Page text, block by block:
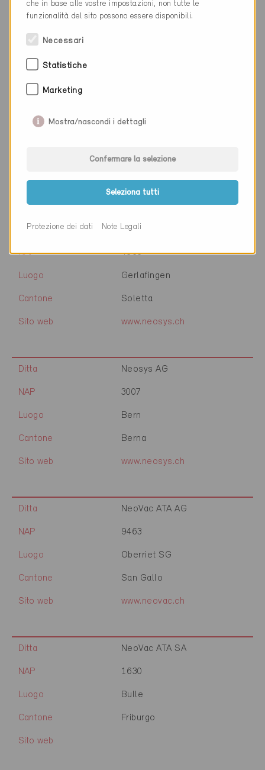
Cantone
Sito web
Argovia
Sito web www.hunziker-holzbau.ch
Ditta Neosys AG
NAP 4563
Luogo Gerlafingen
Cantone Soletta
Sito web www.neosys.ch
Ditta Neosys AG
NAP 3007
Luogo Bern
Cantone Berna
Sito web www.neosys.ch
Ditta NeoVac ATA AG
NAP 9463
Luogo Oberriet SG
Cantone San Gallo
Sito web www.neovac.ch
Ditta NeoVac ATA SA
NAP 1630
Luogo Bulle
Cantone Friburgo
Sito web
che in base alle vostre impostazioni, non tutte le
funzionalità del sito possono essere disponibili.
Necessari
Statistiche
Marketing
Mostra/nascondi i dettagli
Confermare la selezione
Seleziona tutti
Protezione dei dati Note Legali